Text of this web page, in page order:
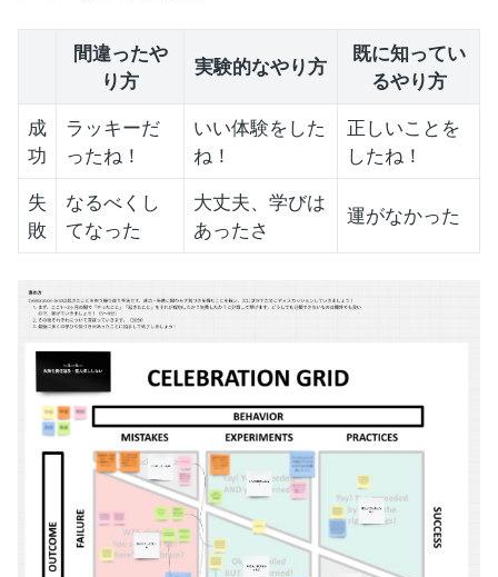
間違ったや
り方
実験的なやり方
既に知ってい
るやり方
成
功
ラッキーだ
ったね！
いい体験をした
ね！
正しいことを
したね！
失
敗
なるべくし
てなった
大丈夫、学びは
あったさ
運がなかった